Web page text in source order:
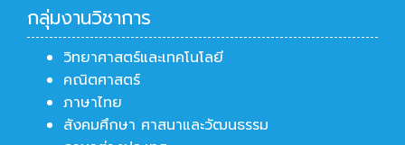
กลุ่มงานวิชาการ
วิทยาศาสตร์และเทคโนโลยี
คณิตศาสตร์
ภาษาไทย
สังคมศึกษา ศาสนาและวัฒนธรรม